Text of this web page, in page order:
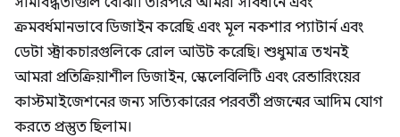
ক্রমবর্ধমানভাবে ডিজাইন করেছি এবং মূল নকশার প্যাটার্ন এবং
ডেটা স্ট্রাকচারগুলিকে রোল আউট করেছি। শুধুমাত্র তখনই
আমরা প্রতিক্রিয়াশীল ডিজাইন, স্কেলেবিলিটি এবং রেন্ডারিংয়ের
কাস্টমাইজেশনের জন্য সত্যিকারের পরবর্তী প্রজন্মের আদিম যোগ
করতে প্রস্তুত ছিলাম।